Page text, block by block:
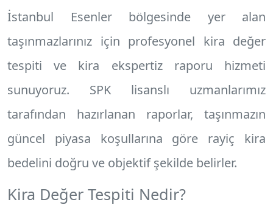
İstanbul Esenlerbölgesinde yer alan
taşınmazlarınız için profesyonel kira değer
tespiti ve kira ekspertiz raporu hizmeti
sunuyoruz. SPK lisanslı uzmanlarımız
tarafından hazırlanan raporlar, taşınmazın
güncel piyasa koşullarına göre rayiç kira
bedelini doğru ve objektif şekilde belirler.
Kira Değer Tespiti Nedir?